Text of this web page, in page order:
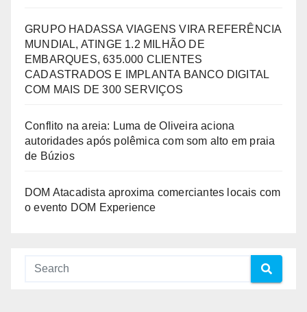
GRUPO HADASSA VIAGENS VIRA REFERÊNCIA
MUNDIAL, ATINGE 1.2 MILHÃO DE
EMBARQUES, 635.000 CLIENTES
CADASTRADOS E IMPLANTA BANCO DIGITAL
COM MAIS DE 300 SERVIÇOS
Conflito na areia: Luma de Oliveira aciona
autoridades após polêmica com som alto em praia
de Búzios
DOM Atacadista aproxima comerciantes locais com
o evento DOM Experience